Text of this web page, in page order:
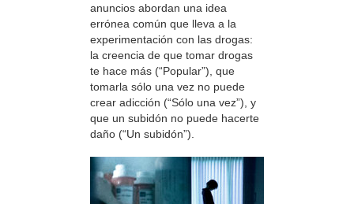
anuncios abordan una idea
errónea común que lleva a la
experimentación con las drogas:
la creencia de que tomar drogas
te hace más (“Popular”), que
tomarla sólo una vez no puede
crear adicción (“Sólo una vez”), y
que un subidón no puede hacerte
daño (“Un subidón”).